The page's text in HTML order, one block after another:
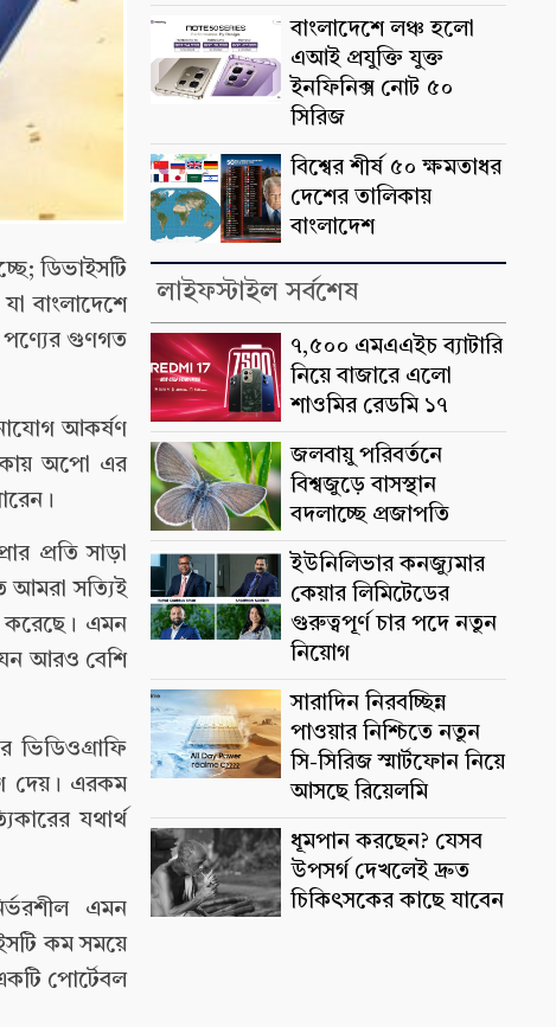
ডিভাইসটি
বাংলাদেশে
পণ্যের গুণগত
আকর্ষণ
অপো এর
প্রতি সাড়া
আমরা সত্যিই
করেছে। এমন
আরও বেশি
ভিডিওগ্রাফি
দেয়। এরকম
যথার্থ
এমন
কম সময়ে
পোর্টেবল
বাংলাদেশে লঞ্চ হলো
এআই প্রযুক্তি যুক্ত
ইনফিনিক্স নোট ৫০
সিরিজ
বিশ্বের শীর্ষ ৫০ ক্ষমতাধর
দেশের তালিকায়
বাংলাদেশ
লাইফস্টাইল সর্বশেষ
৭,৫০০ এমএএইচ ব্যাটারি
নিয়ে বাজারে এলো
শাওমির রেডমি ১৭
জলবায়ু পরিবর্তনে
বিশ্বজুড়ে বাসস্থান
বদলাচ্ছে প্রজাপতি
ইউনিলিভার কনজ্যুমার
কেয়ার লিমিটেডের
গুরুত্বপূর্ণ চার পদে নতুন
নিয়োগ
সারাদিন নিরবচ্ছিন্ন
পাওয়ার নিশ্চিতে নতুন
সি-সিরিজ স্মার্টফোন নিয়ে
আসছে রিয়েলমি
ধূমপান করছেন? যেসব
উপসর্গ দেখলেই দ্রুত
চিকিৎসকের কাছে যাবেন